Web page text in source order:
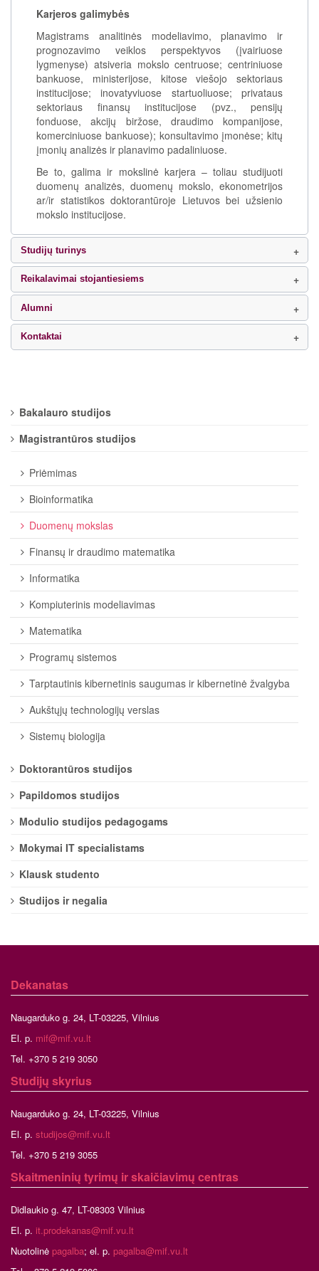
Karjeros galimybės
Magistrams analitinės modeliavimo, planavimo ir
prognozavimo veiklos perspektyvos (įvairiuose
lygmenyse) atsiveria mokslo centruose; centriniuose
bankuose, ministerijose, kitose viešojo sektoriaus
institucijose; inovatyviuose startuoliuose; privataus
sektoriaus finansų institucijose (pvz., pensijų
fonduose, akcijų biržose, draudimo kompanijose,
komerciniuose bankuose); konsultavimo įmonėse; kitų
įmonių analizės ir planavimo padaliniuose.
Be to, galima ir mokslinė karjera – toliau studijuoti
duomenų analizės, duomenų mokslo, ekonometrijos
ar/ir statistikos doktorantūroje Lietuvos bei užsienio
mokslo institucijose.
Studijų turinys
Reikalavimai stojantiesiems
Alumni
Kontaktai
Bakalauro studijos
Magistrantūros studijos
Priėmimas
Bioinformatika
Duomenų mokslas
Finansų ir draudimo matematika
Informatika
Kompiuterinis modeliavimas
Matematika
Programų sistemos
Tarptautinis kibernetinis saugumas ir kibernetinė žvalgyba
Aukštųjų technologijų verslas
Sistemų biologija
Doktorantūros studijos
Papildomos studijos
Modulio studijos pedagogams
Mokymai IT specialistams
Klausk studento
Studijos ir negalia
Dekanatas
Naugarduko g. 24, LT-03225, Vilnius
El. p. mif@mif.vu.lt
Tel. +370 5 219 3050
Studijų skyrius
Naugarduko g. 24, LT-03225, Vilnius
El. p. studijos@mif.vu.lt
Tel. +370 5 219 3055
Skaitmeninių tyrimų ir skaičiavimų centras
Didlaukio g. 47, LT-08303 Vilnius
El. p. it.prodekanas@mif.vu.lt
Nuotolinė pagalba; el. p. pagalba@mif.vu.lt